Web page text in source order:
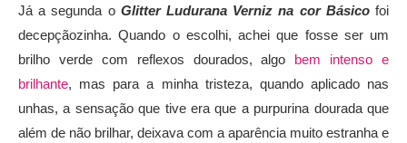
Já a segunda o Glitter Ludurana Verniz na cor Básicofoi
decepçãozinha. Quando o escolhi, achei que fosse ser um
brilho verde com reflexos dourados, algo bem intenso e
brilhante, mas para a minha tristeza, quando aplicado nas
unhas, a sensação que tive era que a purpurina dourada que
além de não brilhar, deixava com a aparência muito estranha e